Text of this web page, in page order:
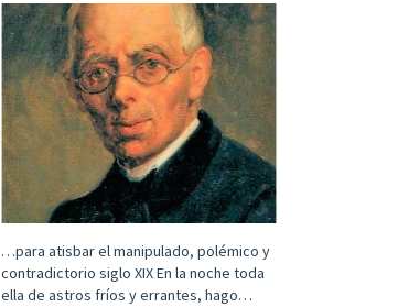
…para atisbar el manipulado, polémico y
contradictorio siglo XIX En la noche toda
ella de astros fríos y errantes, hago…